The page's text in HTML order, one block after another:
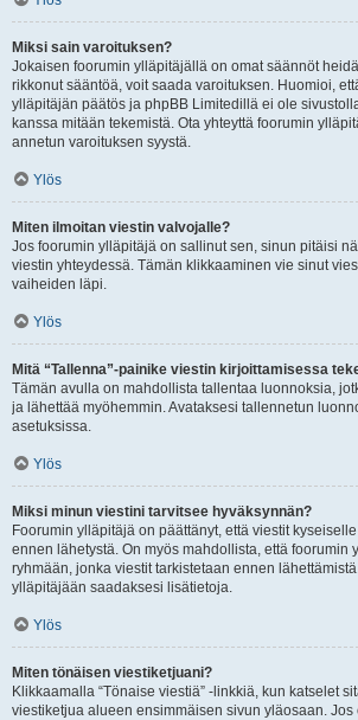
Miksi sain varoituksen?
Jokaisen foorumin ylläpitäjällä on omat säännöt
rikkonut sääntöä, voit saada varoituksen. Huomioi,
ylläpitäjän päätös ja phpBB Limitedillä ei ole
kanssa mitään tekemistä. Ota yhteyttä foorumin
annetun varoituksen syystä.
Ylös
Miten ilmoitan viestin valvojalle?
Jos foorumin ylläpitäjä on sallinut sen, sinun pitäisi
viestin yhteydessä. Tämän klikkaaminen vie sinut
vaiheiden läpi.
Ylös
Mitä “Tallenna”-painike viestin kirjoittamisessa
Tämän avulla on mahdollista tallentaa luonnoksia,
ja lähettää myöhemmin. Avataksesi tallennetun
asetuksissa.
Ylös
Miksi minun viestini tarvitsee hyväksynnän?
Foorumin ylläpitäjä on päättänyt, että viestit
ennen lähetystä. On myös mahdollista, että foorumin
ryhmään, jonka viestit tarkistetaan ennen
ylläpitäjään saadaksesi lisätietoja.
Ylös
Miten tönäisen viestiketjuani?
Klikkaamalla “Tönaise viestiä” -linkkiä, kun katselet
viestiketjua alueen ensimmäisen sivun yläosaan. Jos